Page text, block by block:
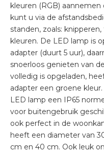
kleuren (RGB) aannemen
kunt u via de
standen, zoals:
kleuren. De LED lamp is
adapter (duurt 5 uur),
snoerloos genieten van
volledig is opgeladen,
adapter een groene
LED lamp een IP65
voor buitengebruik
ook perfect in de
heeft een diameter van
cm en 40 cm. Ook leuk